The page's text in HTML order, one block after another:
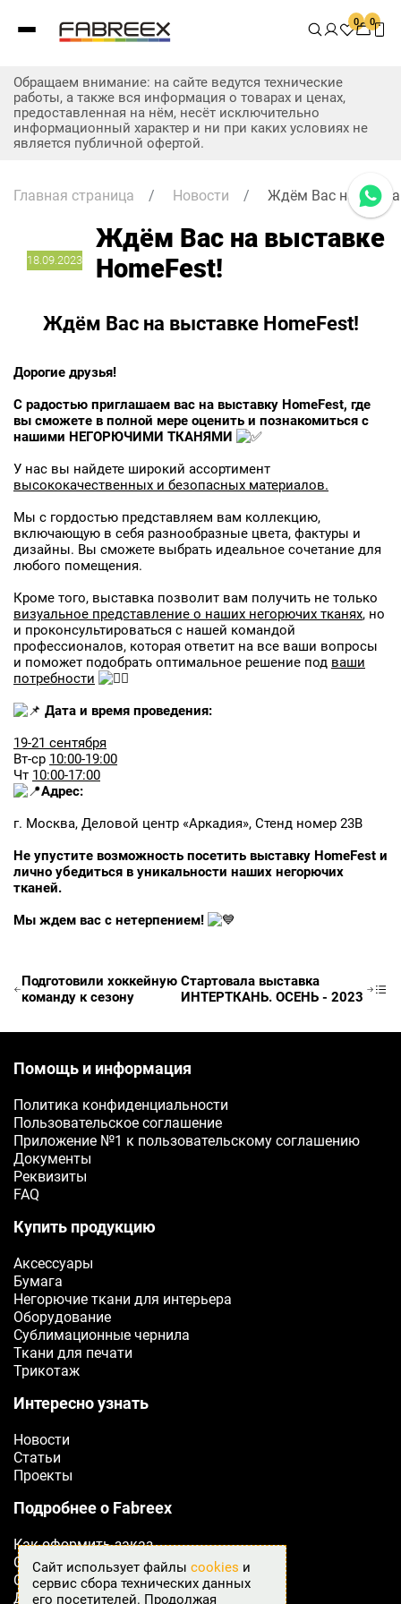
0 0
Обращаем внимание: на сайте ведутся технические
работы, а также вся информация о товарах и ценах,
предоставленная на нём, несёт исключительно
информационный характер и ни при каких условиях не
является публичной офертой.
Главная страница / Новости / Ждём Вас на
18.09.2023
Ждём Вас на выставке
HomeFest!
Ждём Вас на выставке HomeFest!
Дорогие друзья!
С радостью приглашаем вас на выставку HomeFest, где
вы сможете в полной мере оценить и познакомиться с
нашими НЕГОРЮЧИМИ ТКАНЯМИ
У нас вы найдете широкий ассортимент
высококачественных и безопасных материалов.
Мы с гордостью представляем вам коллекцию,
включающую в себя разнообразные цвета, фактуры и
дизайны. Вы сможете выбрать идеальное сочетание для
любого помещения.
Кроме того, выставка позволит вам получить не только
визуальное представление о наших негорючих тканях, но
и проконсультироваться с нашей командой
профессионалов, которая ответит на все ваши вопросы
и поможет подобрать оптимальное решение под ваши
потребности
Дата и время проведения:
19-21 сентября
Вт-ср 10:00-19:00
Чт 10:00-17:00
Адрес:
г. Москва, Деловой центр «Аркадия», Стенд номер 23B
Не упустите возможность посетить выставку HomeFest и
лично убедиться в уникальности наших негорючих
тканей.
Мы ждем вас с нетерпением!
Подготовили хоккейную
команду к сезону
Стартовала выставка
ИНТЕРТКАНЬ. ОСЕНЬ - 2023
Заявка на бесплатные образцы
ФИО
Телефон
Ваш телефон
E-mail
Помощь и информация
Политика конфиденциальности
Пользовательское соглашение
Приложение №1 к пользовательскому соглашению
Документы
Реквизиты
FAQ
Купить продукцию
Аксессуары
Бумага
Негорючие ткани для интерьера
Оборудование
Сублимационные чернила
Ткани для печати
Трикотаж
Интересно узнать
Новости
Статьи
Проекты
Подробнее о Fabreex
Как оформить заказ
Сертификаты
Оплата
Доставка
Сайт использует файлы cookies и
сервис сбора технических данных
его посетителей. Продолжая